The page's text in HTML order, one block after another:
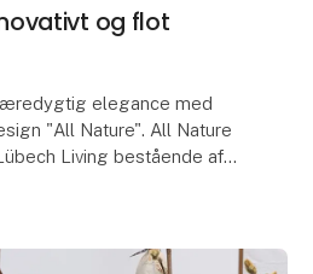
og flot
elegance med
"All Nature". All Nature
Living bestående af